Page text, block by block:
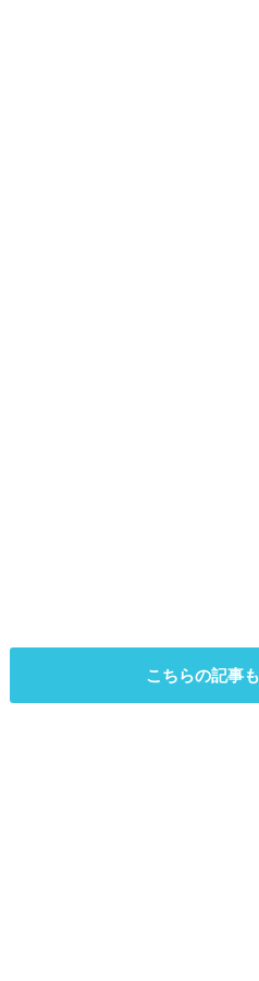
こちらの記事